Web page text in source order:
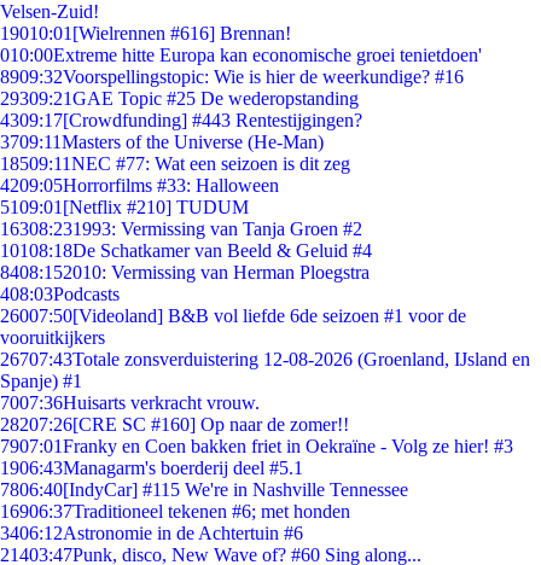
Velsen-Zuid!
19010:01 [Wielrennen #616] Brennan!
010:00Extreme hitte Europa kan economische groei tenietdoen'
8909:32Voorspellingstopic: Wie is hier de weerkundige? #16
29309:21GAE Topic #25 De wederopstanding
4309:17[Crowdfunding] #443 Rentestijgingen?
3709:11Masters of the Universe (He-Man)
18509:11NEC #77: Wat een seizoen is dit zeg
4209:05Horrorfilms #33: Halloween
5109:01 [Netflix #210] TUDUM
16308:231993: Vermissing van Tanja Groen #2
10108:18De Schatkamer van Beeld & Geluid #4
8408:152010: Vermissing van Herman Ploegstra
408:03Podcasts
26007:50[Videoland] B&B vol liefde 6de seizoen #1 voor de
vooruitkijkers
26707:43Totale zonsverduistering 12-08-2026 (Groenland, IJsland en
Spanje) #1
7007:36Huisarts verkracht vrouw.
28207:26[CRE SC #160] Op naar de zomer!!
7907:01Franky en Coen bakken friet in Oekraïne - Volg ze hier! #3
1906:43Managarm's boerderij deel #5.1
7806:40[IndyCar] #115 We're in Nashville Tennessee
16906:37Traditioneel tekenen #6; met honden
3406:12Astronomie in de Achtertuin #6
21403:47Punk, disco, New Wave of? #60 Sing along...